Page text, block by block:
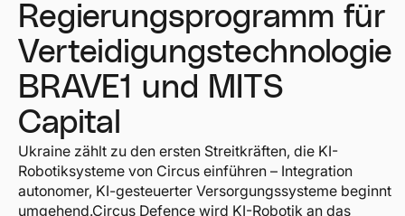
Regierungsprogramm für
Verteidigungstechnologie
BRAVE1 und MITS
Capital
Ukraine zählt zu den ersten Streitkräften, die KI-
Robotiksysteme von Circus einführen – Integration
autonomer, KI-gesteuerter Versorgungssysteme beginnt
umgehend.Circus Defence wird KI-Robotik an das